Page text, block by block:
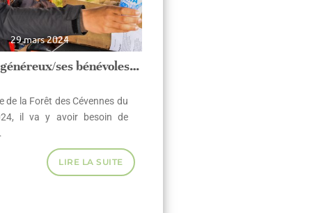
29 mars 2024
ses bénévoles…
de la Forêt des Cévennes du
il va y avoir besoin de
LIRE LA SUITE